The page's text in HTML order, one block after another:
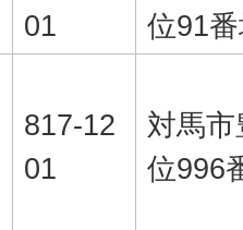
01
位91
817-12
01
対馬
位996